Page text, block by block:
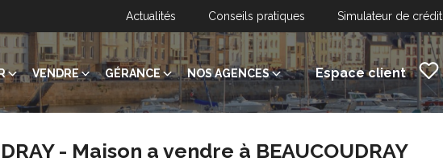
Actualités Conseils pratiques Simulateur de crédit
VENDRE GÉRANCE NOS AGENCES Espace client
- Maison a vendre à BEAUCOUDRAY